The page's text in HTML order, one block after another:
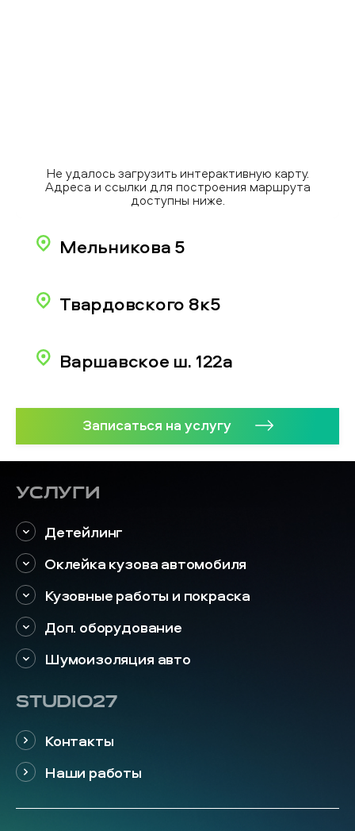
Не удалось загрузить интерактивную карту.
Адреса и ссылки для построения маршрута
доступны ниже.
Мельникова 5
Твардовского 8к5
Варшавское ш. 122а
Записаться на услугу
Услуги
Детейлинг
Оклейка кузова автомобиля
Кузовные работы и покраска
Доп. оборудование
Шумоизоляция авто
STUDIO27
Контакты
Наши работы